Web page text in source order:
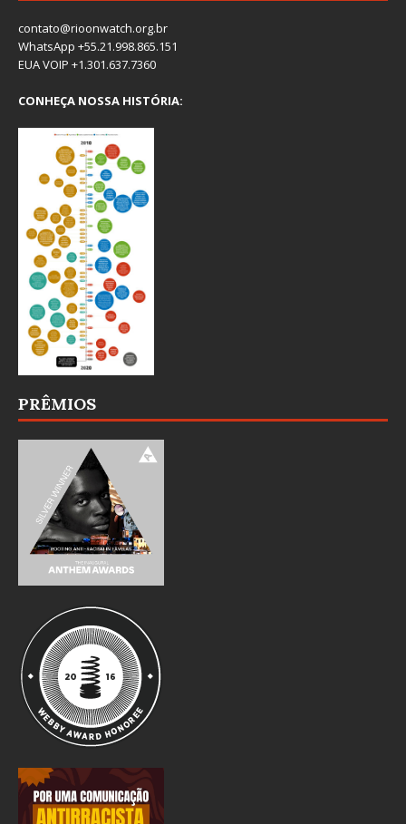
contato@rioonwatch.org.br
WhatsApp +55.21.998.865.151
EUA VOIP +1.301.637.7360
CONHEÇA NOSSA HISTÓRIA:
PRÊMIOS